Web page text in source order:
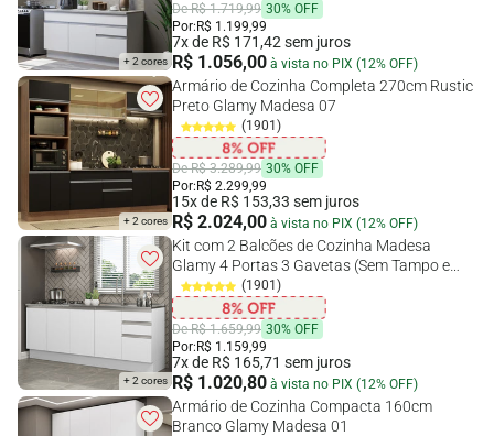
+ 2 cores
De R$ 1.719,99 30% OFF
Por: R$ 1.199,99
7x de R$ 171,42 sem juros
R$ 1.056,00 à vista no PIX (12% OFF)
+ 2 cores
Armário de Cozinha Completa 270cm Rustic
Preto Glamy Madesa 07
(1901)
De R$ 3.289,99 30% OFF
Por: R$ 2.299,99
15x de R$ 153,33 sem juros
R$ 2.024,00 à vista no PIX (12% OFF)
+ 2 cores
Kit com 2 Balcões de Cozinha Madesa
Glamy 4 Portas 3 Gavetas (Sem Tampo e
Pia) Branco Branco
(1901)
De R$ 1.659,99 30% OFF
Por:R$ 1.159,99
7x de R$ 165,71 sem juros
R$ 1.020,80 à vista no PIX (12% OFF)
Armário de Cozinha Compacta 160cm
Branco Glamy Madesa 01